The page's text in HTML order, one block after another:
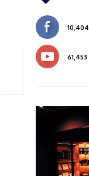
10,404
61,453